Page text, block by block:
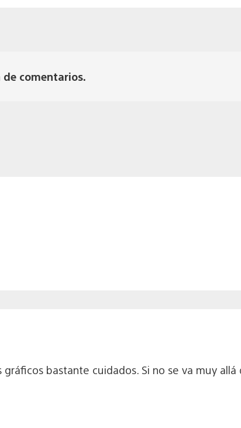
de comentarios.
bastante cuidados. Si no se va muy